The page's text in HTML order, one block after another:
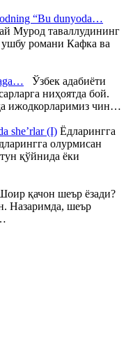
“Bu dunyoda…
Мурод таваллудининг
романи Кафка ва
Ўзбек адабиёти
ниҳоятда бой.
ижодкорларимиз чин…
she’rlar (I) Ёдларингга
олурмисан
қўйнида ёки
қачон шеър ёзади?
Назаримда, шеър